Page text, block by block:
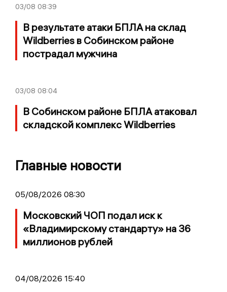
03/08 08:39
В результате атаки БПЛА на склад
Wildberries в Собинском районе
пострадал мужчина
03/08 08:04
В Собинском районе БПЛА атаковал
складской комплекс Wildberries
Главные новости
05/08/2026 08:30
Московский ЧОП подал иск к
«Владимирскому стандарту» на 36
миллионов рублей
04/08/2026 15:40